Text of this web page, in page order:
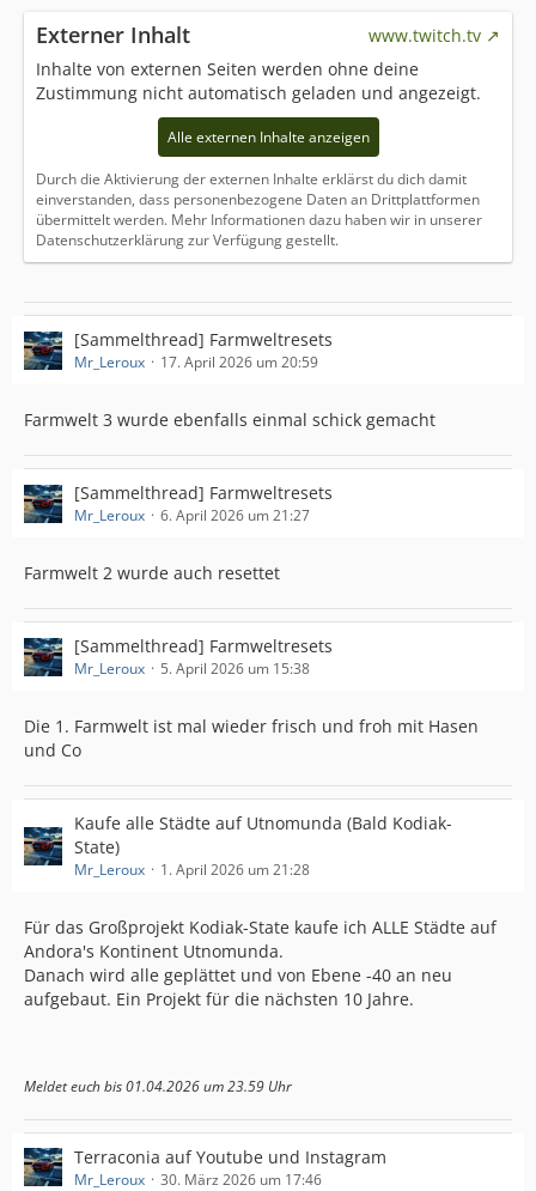
Externer Inhalt
www.twitch.tv
Inhalte von externen Seiten werden ohne deine
Zustimmung nicht automatisch geladen und angezeigt.
Alle externen Inhalte anzeigen
Durch die Aktivierung der externen Inhalte erklärst du dich damit
einverstanden, dass personenbezogene Daten an Drittplattformen
übermittelt werden. Mehr Informationen dazu haben wir in unserer
Datenschutzerklärung zur Verfügung gestellt.
[Sammelthread] Farmweltresets
Mr_Leroux 17. April 2026 um 20:59
Farmwelt 3 wurde ebenfalls einmal schick gemacht
[Sammelthread] Farmweltresets
Mr_Leroux 6. April 2026 um 21:27
Farmwelt 2 wurde auch resettet
[Sammelthread] Farmweltresets
Mr_Leroux 5. April 2026 um 15:38
Die 1. Farmwelt ist mal wieder frisch und froh mit Hasen
und Co
Kaufe alle Städte auf Utnomunda (Bald Kodiak-
State)
Mr_Leroux 1. April 2026 um 21:28
Für das Großprojekt Kodiak-State kaufe ich ALLE Städte auf
Andora's Kontinent Utnomunda.
Danach wird alle geplättet und von Ebene -40 an neu
aufgebaut. Ein Projekt für die nächsten 10 Jahre.
Meldet euch bis 01.04.2026 um 23.59 Uhr
Terraconia auf Youtube und Instagram
Mr_Leroux 30. März 2026 um 17:46